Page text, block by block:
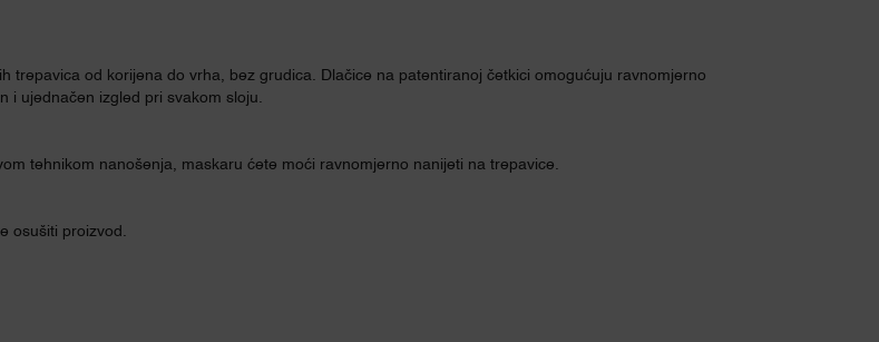
trepavica od korijena do vrha, bez grudica. Dlačice na patentiranoj četkici omogućuju ravnomjerno
i ujednačen izgled pri svakom sloju.
tehnikom nanošenja, maskaru ćete moći ravnomjerno nanijeti na trepavice.
osušiti proizvod.